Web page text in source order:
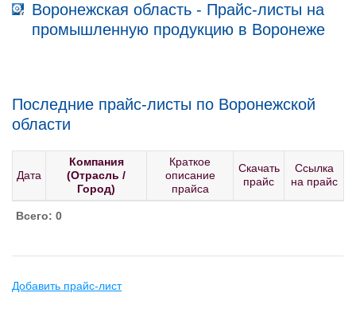
Воронежская область - Прайс-листы на
промышленную продукцию в Воронеже
Последние прайс-листы по Воронежской
области
Дата
Компания
(Отрасль /
Город)
Краткое
описание
прайса
Скачать
прайс
Ссылка
на прайс
Всего: 0
Добавить прайс-лист